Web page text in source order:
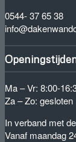
0544- 37 65 38
Ma – Vr: 8:00-
Za – Zo: gesloten
In verband met
Vanaf maandag